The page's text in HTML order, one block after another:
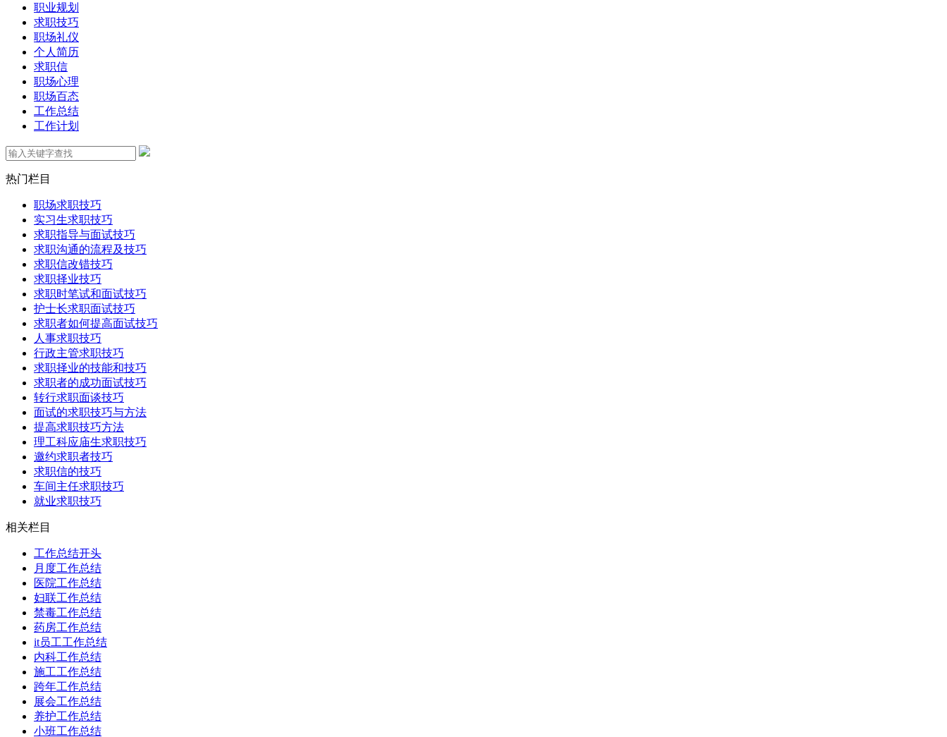
职业规划
求职技巧
职场礼仪
个人简历
求职信
职场心理
职场百态
工作总结
工作计划
热门栏目
职场求职技巧
实习生求职技巧
求职指导与面试技巧
求职沟通的流程及技巧
求职信改错技巧
求职择业技巧
求职时笔试和面试技巧
护士长求职面试技巧
求职者如何提高面试技巧
人事求职技巧
行政主管求职技巧
求职择业的技能和技巧
求职者的成功面试技巧
转行求职面谈技巧
面试的求职技巧与方法
提高求职技巧方法
理工科应庙生求职技巧
邀约求职者技巧
求职信的技巧
车间主任求职技巧
就业求职技巧
相关栏目
工作总结开头
月度工作总结
医院工作总结
妇联工作总结
禁毒工作总结
药房工作总结
it员工工作总结
内科工作总结
施工工作总结
跨年工作总结
展会工作总结
养护工作总结
小班工作总结